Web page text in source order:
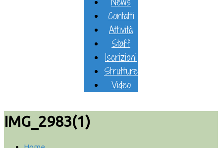
Contatti
Attività
Staff
Iscrizioni
Strutture
Video
IMG_2983(1)